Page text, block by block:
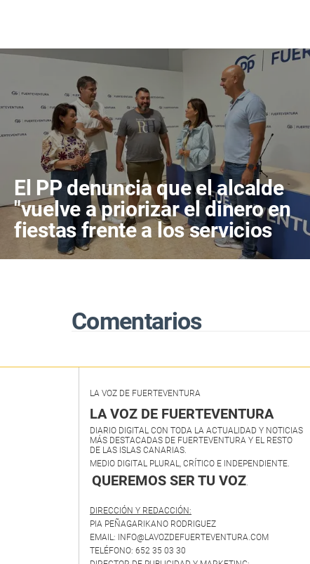
El PP denuncia que el alcalde
"vuelve a priorizar el dinero en
fiestas frente a los servicios
públicos"
Comentarios
LA VOZ DE FUERTEVENTURA
LA VOZ DE FUERTEVENTURA
DIARIO DIGITAL CON TODA LA ACTUALIDAD Y NOTICIAS
MÁS DESTACADAS DE FUERTEVENTURA Y EL RESTO
DE LAS ISLAS CANARIAS.
MEDIO DIGITAL PLURAL, CRÍTICO E INDEPENDIENTE.
QUEREMOS SER TU VOZ.
DIRECCIÓN Y REDACCIÓN:
PIA PEÑAGARIKANO RODRIGUEZ
EMAIL: INFO@LAVOZDEFUERTEVENTURA.COM
TELÉFONO: 652 35 03 30